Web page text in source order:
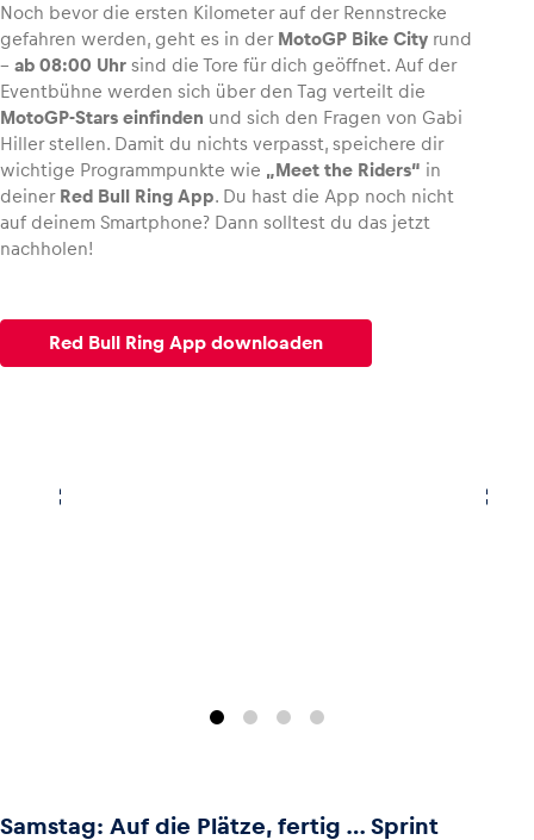
Noch bevor die ersten Kilometer auf der Rennstrecke
gefahren werden, geht es in der MotoGP Bike City rund
– ab 08:00 Uhr sind die Tore für dich geöffnet. Auf der
Eventbühne werden sich über den Tag verteilt die
MotoGP-Stars einfinden und sich den Fragen von Gabi
Hiller stellen. Damit du nichts verpasst, speichere dir
wichtige Programmpunkte wie „Meet the Riders“ in
deiner Red Bull Ring App. Du hast die App noch nicht
auf deinem Smartphone? Dann solltest du das jetzt
nachholen!
Red Bull Ring App downloaden
Samstag: Auf die Plätze, fertig … Sprint